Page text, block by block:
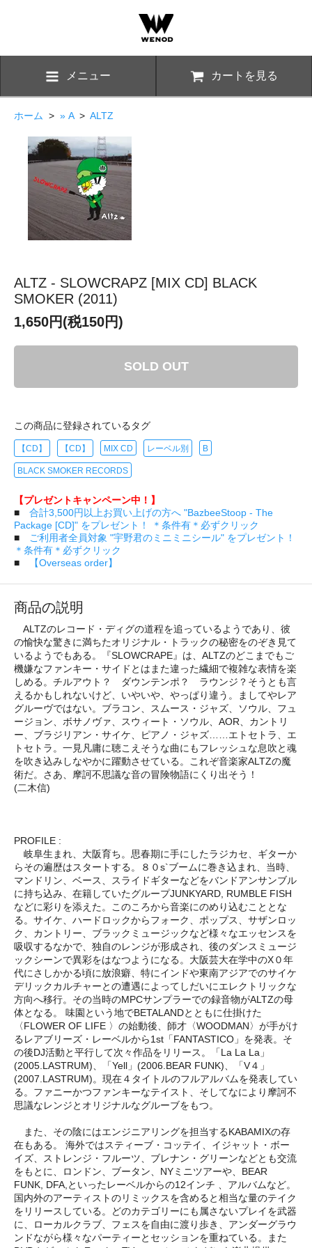
メニュー カートを見る
ホーム > » A> ALTZ
ALTZ - SLOWCRAPZ [MIX CD] BLACK
SMOKER (2011)
1,650円(税150円)
SOLD OUT
この商品に登録されているタグ
【CD】 【CD】 MIX CD レーベル別 B
BLACK SMOKER RECORDS
【プレゼントキャンペーン中！】
■ 合計3,500円以上お買い上げの方へ "BazbeeStoop - The
Package [CD]" をプレゼント！ ＊条件有＊必ずクリック
■
ご利用者全員対象 "宇野君のミニミニシール" をプレゼント！
＊条件有＊必ずクリック
■
【Overseas order】
商品の説明
ALTZのレコード・ディグの道程を追っているようであり、彼
の愉快な驚きに満ちたオリジナル・トラックの秘密をのぞき見て
いるようでもある。『SLOWCRAPE』は、ALTZのどこまでもご
機嫌なファンキー・サイドとはまた違った繊細で複雑な表情を楽
しめる。チルアウト？ ダウンテンポ？ ラウンジ？そうとも言
えるかもしれないけど、いやいや、やっぱり違う。ましてやレア
グルーヴではない。ブラコン、スムース・ジャズ、ソウル、フュ
ージョン、ボサノヴァ、スウィート・ソウル、AOR、カントリ
ー、ブラジリアン・サイケ、ピアノ・ジャズ……エトセトラ、エ
トセトラ。一見凡庸に聴こえそうな曲にもフレッシュな息吹と魂
を吹き込みしなやかに躍動させている。これぞ音楽家ALTZの魔
術だ。さあ、摩訶不思議な音の冒険物語にくり出そう！
(二木信)
PROFILE :
岐阜生まれ、大阪育ち。思春期に手にしたラジカセ、ギターか
らその遍歴はスタートする。８０s`ブームに巻き込まれ、当時、
マンドリン、ベース、スライドギターなどをバンドアンサンブル
に持ち込み、在籍していたグループJUNKYARD, RUMBLE FISH
などに彩りを添えた。このころから音楽にのめり込むこととな
る。サイケ、ハードロックからフォーク、ポップス、サザンロッ
ク、カントリー、ブラックミュージックなど様々なエッセンスを
吸収するなかで、独自のレンジが形成され、後のダンスミュージ
ックシーンで異彩をはなつようになる。大阪芸大在学中のX０年
代にさしかかる頃に放浪癖、特にインドや東南アジアでのサイケ
デリックカルチャーとの遭遇によってしだいにエレクトリックな
方向へ移行。その当時のMPCサンプラーでの録音物がALTZの母
体となる。 味園という地でBETALANDとともに仕掛けた
〈FLOWER OF LIFE 〉の始動後、師才〈WOODMAN〉が手がけ
るレアブリーズ・レーベルから1st「FANTASTICO」を発表。そ
の後DJ活動と平行して次々作品をリリース。「La La La」
(2005.LASTRUM)、「Yell」(2006.BEAR FUNK)、「V４」
(2007.LASTRUM)。現在４タイトルのフルアルバムを発表してい
る。ファニーかつファンキーなテイスト、そしてなにより摩訶不
思議なレンジとオリジナルなグルーブをもつ。
また、その陰にはエンジニアリングを担当するKABAMIXの存
在もある。 海外ではスティーブ・コッテイ、イジャット・ボー
イズ、ストレンジ・フルーツ、ブレナン・グリーンなどとも交流
をもとに、ロンドン、ブータン、NYミニツアーや、BEAR
FUNK, DFA,といったレーベルからの12インチ 、アルバムなど。
国内外のアーティストのリミックスを含めると相当な量のテイク
をリリースしている。どのカテゴリーにも属さないプレイを武器
に、ローカルクラブ、フェスを自由に渡り歩き、アンダーグラウ
ンドながら様々なパーティーとセッションを重ねている。また